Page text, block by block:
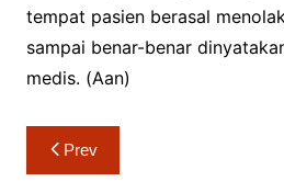
tempat pasien berasal
sampai benar-benar
medis. (Aan)
Navigasi
pos
Prev